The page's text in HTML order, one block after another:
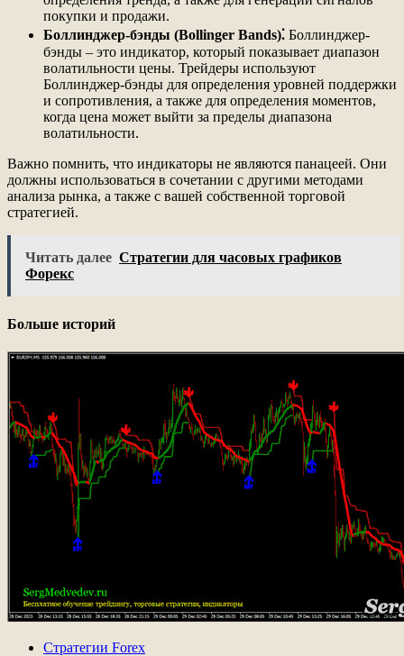
покупки и продажи.
Боллинджер-бэнды (Bollinger Bands)⁚ Боллинджер-
бэнды – это индикатор, который показывает диапазон
волатильности цены. Трейдеры используют
Боллинджер-бэнды для определения уровней поддержки
и сопротивления, а также для определения моментов,
когда цена может выйти за пределы диапазона
волатильности.
Важно помнить, что индикаторы не являются панацеей. Они
должны использоваться в сочетании с другими методами
анализа рынка, а также с вашей собственной торговой
стратегией.
Читать далее Стратегии для часовых графиков
Форекс
Больше историй
Стратегии Forex